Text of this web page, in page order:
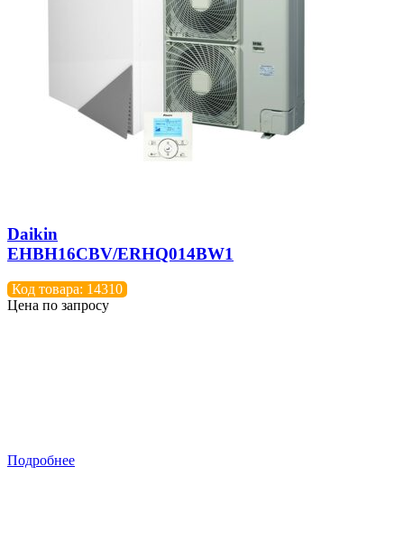
Daikin
EHBH16CBV/ERHQ014BW1
Код товара: 14310
Цена по запросу
Подробнее